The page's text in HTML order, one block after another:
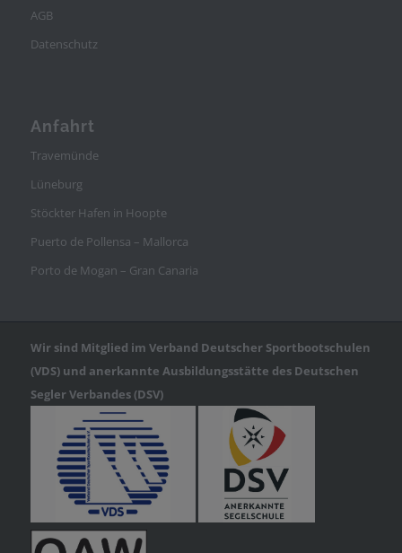
AGB
Datenschutz
Anfahrt
Travemünde
Lüneburg
Stöckter Hafen in Hoopte
Puerto de Pollensa – Mallorca
Porto de Mogan – Gran Canaria
Wir sind Mitglied im Verband Deutscher Sportbootschulen
(VDS) und anerkannte Ausbildungsstätte des Deutschen
Segler Verbandes (DSV)